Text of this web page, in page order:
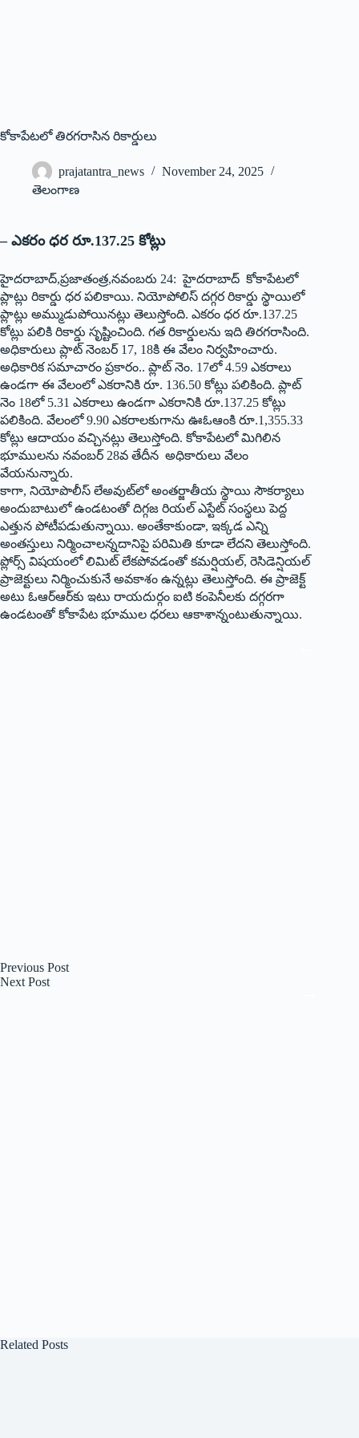
కోకాపేటలో తిరగరాసిన రికార్డులు
prajatantra_news
November 24, 2025
తెలంగాణ
– ఎకరం ధర రూ.137.25 కోట్లు
హైదరాబాద్‌,‌ప్రజాతంత్ర,నవంబరు 24: హైదరాబాద్‌ ‌కోకాపేటలో
ప్లాట్లు రికార్డు ధర పలికాయి. నియోపోలిస్‌ ‌దగ్గర రికార్డు స్థాయిలో
ప్లాట్లు అమ్ముడుపోయినట్లు తెలుస్తోంది. ఎకరం ధర రూ.137.25
కోట్లు పలికి రికార్డు సృష్టించింది. గత రికార్డులను ఇది తిరగరాసింది.
అధికారులు ప్లాట్‌ ‌నెంబర్‌ 17, 18‌కి ఈ వేలం నిర్వహించారు.
అధికారిక సమాచారం ప్రకారం.. ప్లాట్‌ ‌నెం. 17లో 4.59 ఎకరాలు
ఉండగా ఈ వేలంలో ఎకరానికి రూ. 136.50 కోట్లు పలికింది. ప్లాట్‌
‌నెం 18లో 5.31 ఎకరాలు ఉండగా ఎకరానికి రూ.137.25 కోట్లు
పలికింది. వేలంలో 9.90 ఎకరాలకుగాను ఊఓఆంకి రూ.1,355.33
కోట్లు ఆదాయం వచ్చినట్లు తెలుస్తోంది. కోకాపేటలో మిగిలిన
భూములను నవంబర్‌ 28‌వ తేదీన అధికారులు వేలం
వేయనున్నారు.
కాగా, నియోపొలీస్‌ ‌లేఅవుట్‌లో అంతర్జాతీయ స్థాయి సౌకర్యాలు
అందుబాటులో ఉండటంతో దిగ్గజ రియల్‌ ఎస్టేట్‌ ‌సంస్థలు పెద్ద
ఎత్తున పోటీపడుతున్నాయి. అంతేకాకుండా, ఇక్కడ ఎన్ని
అంతస్తులు నిర్మించాలన్నదానిపై పరిమితి కూడా లేదని తెలుస్తోంది.
ప్లోర్స్ ‌విషయంలో లిమిట్‌ ‌లేకపోవడంతో కమర్షియల్‌, ‌రెసిడెన్షియల్‌
‌ప్రాజెక్టులు నిర్మించుకునే అవకాశం ఉన్నట్లు తెలుస్తోంది. ఈ ప్రాజెక్ట్
అటు ఓఆర్‌ఆర్‌కు ఇటు రాయదుర్గం ఐటి కంపెనీలకు దగ్గరగా
ఉండటంతో కోకాపేట భూముల ధరలు ఆకాశాన్నంటుతున్నాయి.
Previous Post
Next Post
Related Posts